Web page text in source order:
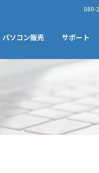
080-
パソコン販売 サポート